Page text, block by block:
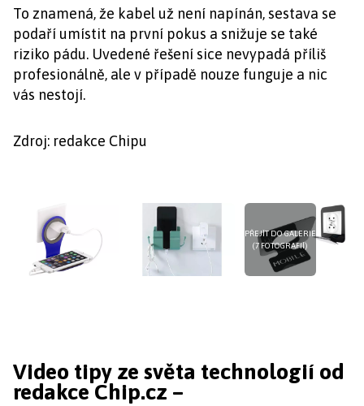
To znamená, že kabel už není napínán, sestava se
podaří umístit na první pokus a snižuje se také
riziko pádu. Uvedené řešení sice nevypadá příliš
profesionálně, ale v případě nouze funguje a nic
vás nestojí.
Zdroj: redakce Chipu
PŘEJÍT DO GALERIE
(7 FOTOGRAFIÍ)
Video tipy ze světa technologií od
redakce Chip.cz –